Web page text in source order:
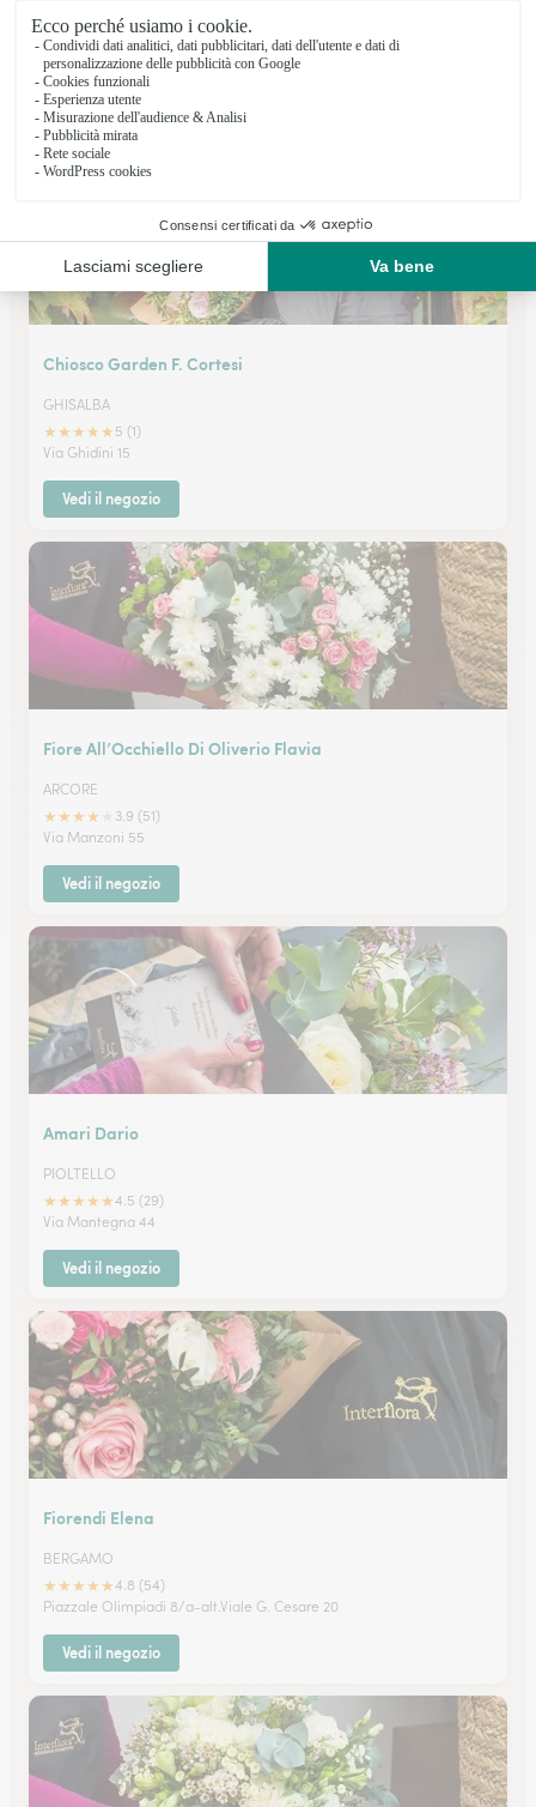
BERGAMO
★★★★★4.4 (75)
Largo Porta Nuova 1
Vedi il negozio
Chiosco Garden F. Cortesi
GHISALBA
★★★★★ 5 (1)
Via Ghidini 15
Vedi il negozio
Fiore All’Occhiello Di Oliverio Flavia
ARCORE
★★★★
3.9 (51)
Via Manzoni 55
Vedi il negozio
Amari Dario
PIOLTELLO
★★★★★4.5 (29)
Via Mantegna 44
Vedi il negozio
Fiorendi Elena
BERGAMO
★★★★★4.8 (54)
Piazzale Olimpiadi 8/a-alt.Viale G. Cesare 20
Vedi il negozio